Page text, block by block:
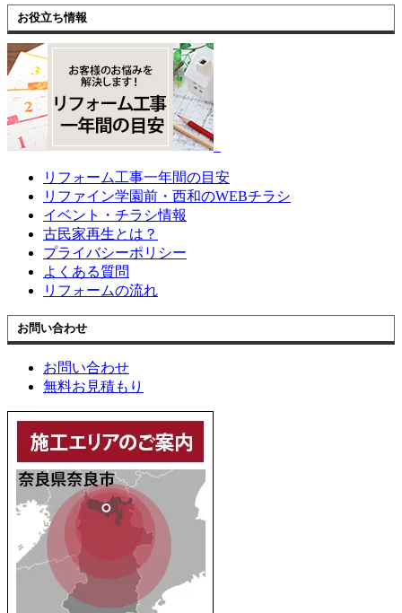
お役立ち情報
リフォーム工事一年間の目安
リファイン学園前・西和のWEBチラシ
イベント・チラシ情報
古民家再生とは？
プライバシーポリシー
よくある質問
リフォームの流れ
お問い合わせ
お問い合わせ
無料お見積もり